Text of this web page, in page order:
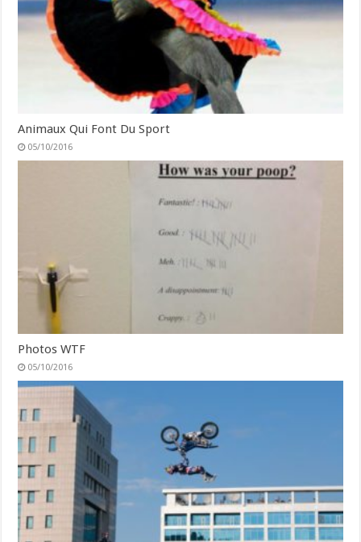
Animaux Qui Font Du Sport
05/10/2016
Photos WTF
05/10/2016